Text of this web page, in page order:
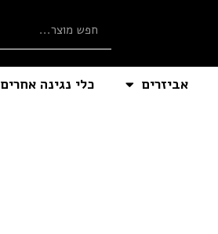
אביזרים
כלי נגינה אחרים